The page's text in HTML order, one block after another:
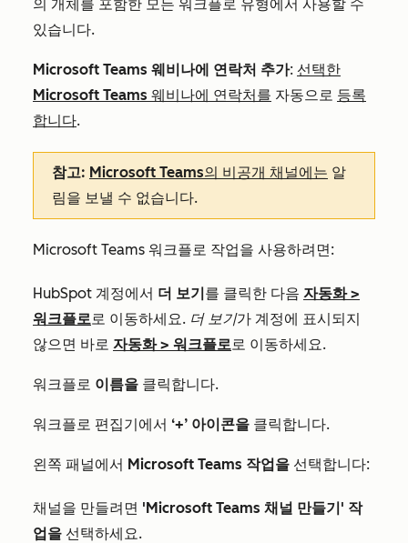
의 개체를 포함한 모든 워크플로 유형에서 사용할 수
있습니다.
Microsoft Teams 웨비나에 연락처 추가: 선택한
Microsoft Teams 웨비나에 연락처를 자동으로 등록
합니다.
참고: Microsoft Teams의 비공개 채널에는 알
림을 보낼 수 없습니다.
Microsoft Teams 워크플로 작업을 사용하려면:
HubSpot 계정에서 더 보기를 클릭한 다음 자동화>
워크플로 로 이동하세요. 더 보기가 계정에 표시되지
않으면 바로 자동화> 워크플로 로 이동하세요.
워크플로 이름을 클릭합니다.
워크플로 편집기에서 ‘+’ 아이콘을 클릭합니다.
왼쪽 패널에서 Microsoft Teams 작업을 선택합니다:
채널을 만들려면 'Microsoft Teams 채널 만들기' 작
업을 선택하세요.